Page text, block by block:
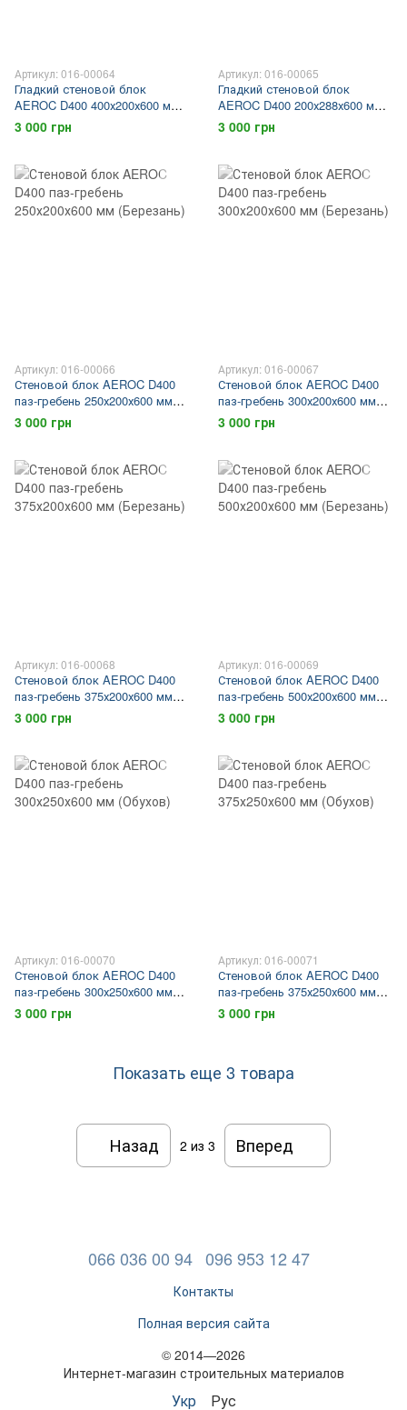
Артикул: 016-00064
Гладкий стеновой блок
AEROC D400 400х200х600 мм
(Обухов)
3 000 грн
Артикул: 016-00065
Гладкий стеновой блок
AEROC D400 200х288х600 мм
(Обухов)
3 000 грн
Артикул: 016-00066
Стеновой блок AEROC D400
паз-гребень 250х200х600 мм
(Березань)
3 000 грн
Артикул: 016-00067
Стеновой блок AEROC D400
паз-гребень 300х200х600 мм
(Березань)
3 000 грн
Артикул: 016-00068
Стеновой блок AEROC D400
паз-гребень 375х200х600 мм
(Березань)
3 000 грн
Артикул: 016-00069
Стеновой блок AEROC D400
паз-гребень 500х200х600 мм
(Березань)
3 000 грн
Артикул: 016-00070
Стеновой блок AEROC D400
паз-гребень 300х250х600 мм
(Обухов)
3 000 грн
Артикул: 016-00071
Стеновой блок AEROC D400
паз-гребень 375х250х600 мм
(Обухов)
3 000 грн
Показать еще 3 товара
Назад 2 из 3 Вперед
066 036 00 94 096 953 12 47
Контакты
Полная версия сайта
© 2014—2026
Интернет-магазин строительных материалов
Укр Рус